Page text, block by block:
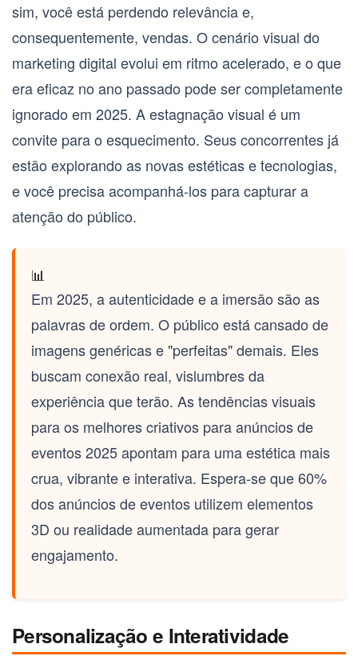
sim, você está perdendo relevância e,
consequentemente, vendas. O cenário visual do
marketing digital evolui em ritmo acelerado, e o que
era eficaz no ano passado pode ser completamente
ignorado em 2025. A estagnação visual é um
convite para o esquecimento. Seus concorrentes já
estão explorando as novas estéticas e tecnologias,
e você precisa acompanhá-los para capturar a
atenção do público.
📊
Em 2025, a autenticidade e a imersão são as
palavras de ordem. O público está cansado de
imagens genéricas e "perfeitas" demais. Eles
buscam conexão real, vislumbres da
experiência que terão. As tendências visuais
para os melhores criativos para anúncios de
eventos 2025apontam para uma estética mais
crua, vibrante e interativa. Espera-se que 60%
dos anúncios de eventos utilizem elementos
3D ou realidade aumentada para gerar
engajamento.
Personalização e Interatividade